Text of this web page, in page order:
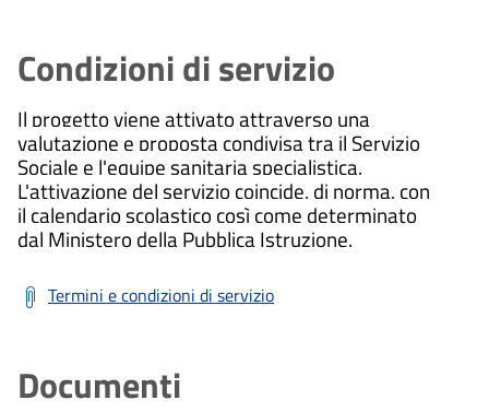
Condizioni di servizio
Il progetto viene attivato attraverso una
valutazione e proposta condivisa tra il Servizio
Sociale e l'equipe sanitaria specialistica.
L'attivazione del servizio coincide, di norma, con
il calendario scolastico così come determinato
dal Ministero della Pubblica Istruzione.
Termini e condizioni di servizio
Documenti